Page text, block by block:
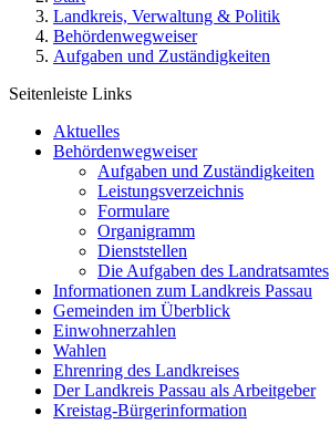
Landkreis, Verwaltung & Politik
Behördenwegweiser
Aufgaben und Zuständigkeiten
Seitenleiste Links
Aktuelles
Behördenwegweiser
Aufgaben und Zuständigkeiten
Leistungsverzeichnis
Formulare
Organigramm
Dienststellen
Die Aufgaben des Landratsamtes
Informationen zum Landkreis Passau
Gemeinden im Überblick
Einwohnerzahlen
Wahlen
Ehrenring des Landkreises
Der Landkreis Passau als Arbeitgeber
Kreistag-Bürgerinformation